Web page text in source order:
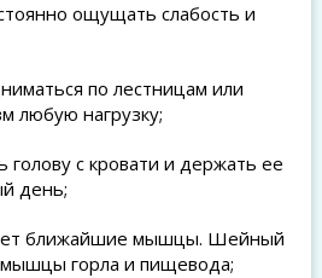
ощущать слабость и
по лестницам или
любую нагрузку;
с кровати и держать ее
день;
ближайшие мышцы. Шейный
горла и пищевода;